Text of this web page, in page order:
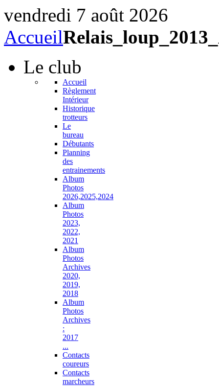
vendredi 7 août 2026
Accueil
Le club
Accueil
Règlement
Intérieur
Historique
trotteurs
Le
bureau
Débutants
Planning
des
entrainements
Album
Photos
2026,2025,2024
Album
Photos
2023,
2022,
2021
Album
Photos
Archives
2020,
2019,
2018
Album
Photos
Archives
:
2017
...
Contacts
coureurs
Contacts
marcheurs